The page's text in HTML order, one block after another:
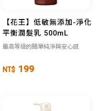
【花王】低敏無添加-淨化
平衡潤髮乳 500mL
最高等級的簡單純淨與安心感
NT$ 199